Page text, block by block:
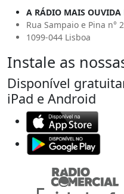
A RÁDIO MAIS OUVIDA
Rua Sampaio e Pina n°
1099-044 Lisboa
Instale as
Disponível
iPad e Android